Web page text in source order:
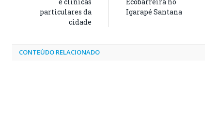
particulares da
cidade
Igarapé Santana
CONTEÚDO RELACIONADO